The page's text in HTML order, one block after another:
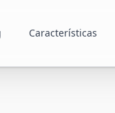
Características